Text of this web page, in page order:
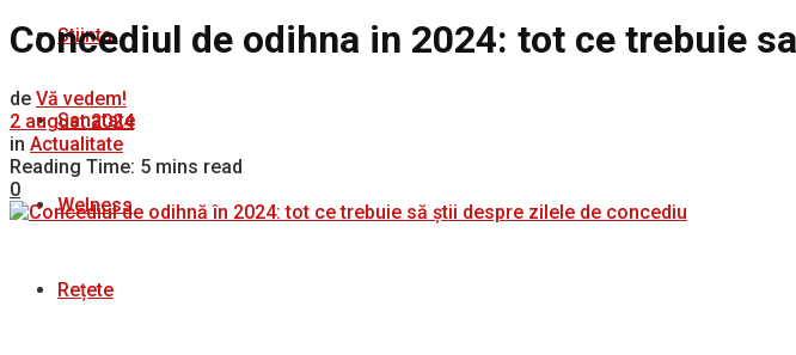
Stiinta
Sanatate
Welness
Rețete
Concediul de odihna in 2024: tot ce trebuie
de Vă vedem!
2 august 2024
in Actualitate
Reading Time: 5 mins read
0